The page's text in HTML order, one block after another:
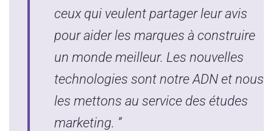
ceux qui veulent partager leur avis
pour aider les marques à construire
un monde meilleur. Les nouvelles
technologies sont notre ADN et nous
les mettons au service des études
marketing. ”